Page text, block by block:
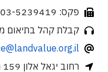
פקס: 03-5239419
קבלת קהל בתיאום